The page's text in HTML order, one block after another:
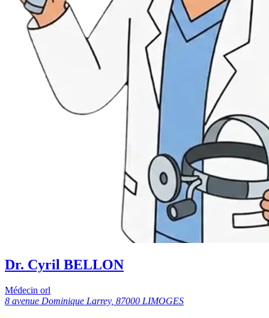
Dr. Cyril BELLON
Médecin orl
8 avenue Dominique Larrey, 87000 LIMOGES